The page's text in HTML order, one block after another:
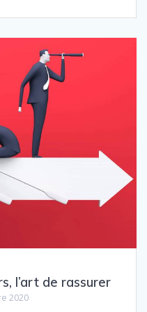
l’art de rassurer
2020